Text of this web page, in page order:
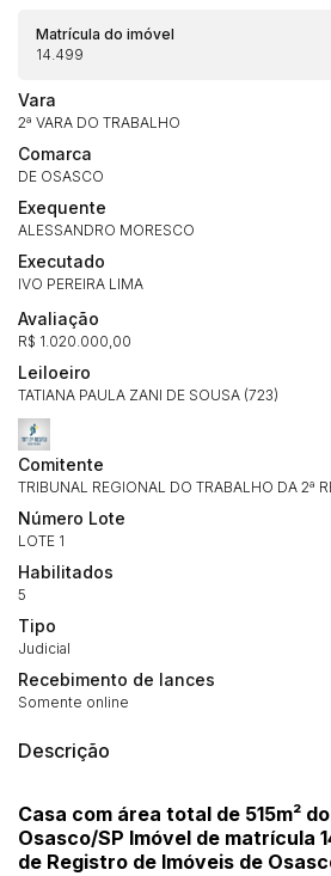
Matrícula do imóvel
14.499
Vara
2ª VARA DO TRABALHO
Comarca
DE OSASCO
Exequente
ALESSANDRO MORESCO
Executado
IVO PEREIRA LIMA
Avaliação
R$ 1.020.000,00
Leiloeiro
TATIANA PAULA ZANI DE SOUSA (723)
Comitente
TRIBUNAL REGIONAL DO TRABALHO DA 2ª
Número Lote
LOTE 1
Habilitados
5
Tipo
Judicial
Recebimento de lances
Somente online
Descrição
Casa com área total de 515m²
Osasco/SP Imóvel de matrícula
de Registro de Imóveis de